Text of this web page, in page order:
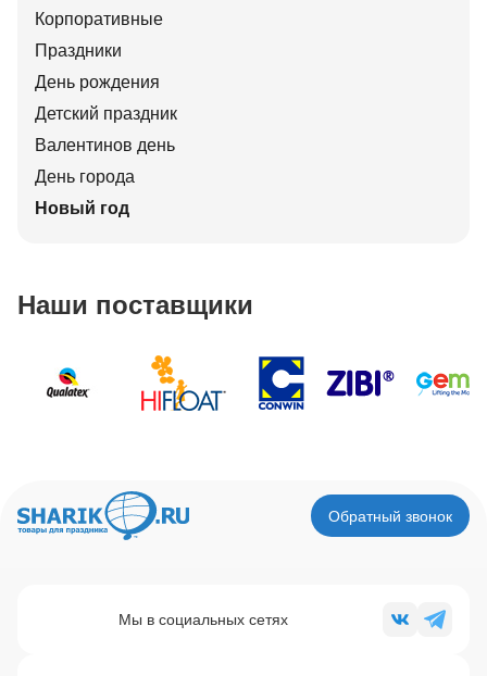
Корпоративные
Праздники
День рождения
Детский праздник
Валентинов день
День города
Новый год
Наши поставщики
Обратный звонок
Мы в социальных сетях